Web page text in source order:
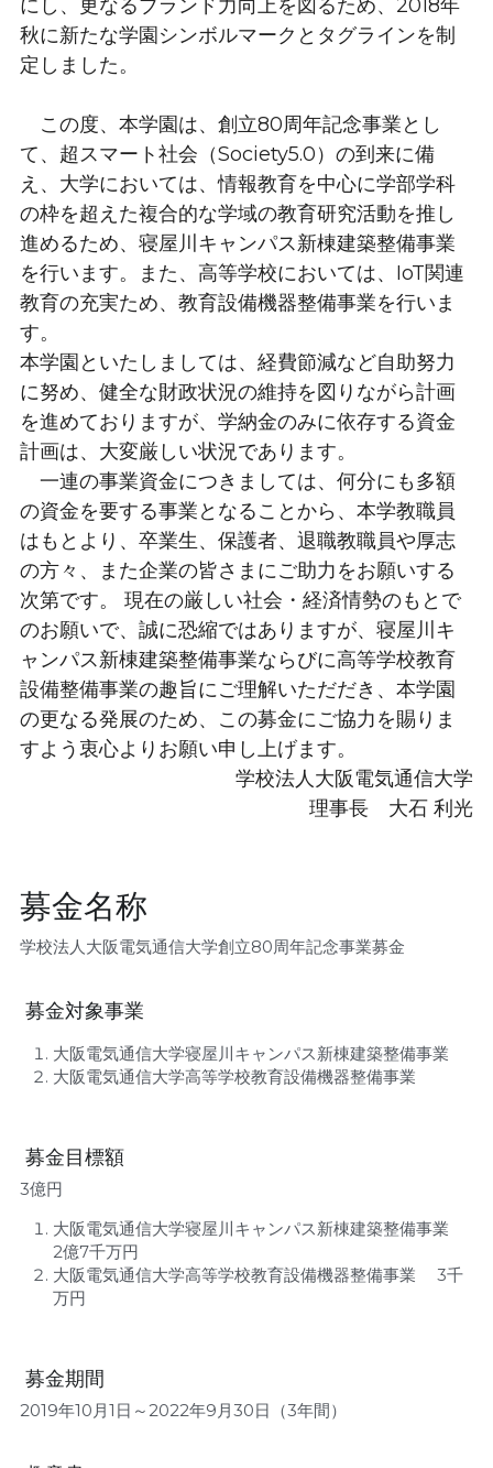
にし、更なるブランド力向上を図るため、2018年
秋に新たな学園シンボルマークとタグラインを制
定しました。
この度、本学園は、創立80周年記念事業とし
て、超スマート社会（Society5.0）の到来に備
え、大学においては、情報教育を中心に学部学科
の枠を超えた複合的な学域の教育研究活動を推し
進めるため、寝屋川キャンパス新棟建築整備事業
を行います。また、高等学校においては、IoT関連
教育の充実ため、教育設備機器整備事業を行いま
す。
本学園といたしましては、経費節減など自助努力
に努め、健全な財政状況の維持を図りながら計画
を進めておりますが、学納金のみに依存する資金
計画は、大変厳しい状況であります。
一連の事業資金につきましては、何分にも多額
の資金を要する事業となることから、本学教職員
はもとより、卒業生、保護者、退職教職員や厚志
の方々、また企業の皆さまにご助力をお願いする
次第です。 現在の厳しい社会・経済情勢のもとで
のお願いで、誠に恐縮ではありますが、寝屋川キ
ャンパス新棟建築整備事業ならびに高等学校教育
設備整備事業の趣旨にご理解いただだき、本学園
の更なる発展のため、この募金にご協力を賜りま
すよう衷心よりお願い申し上げます。
学校法人大阪電気通信大学
理事長　大石 利光
募金名称
学校法人大阪電気通信大学創立80周年記念事業募金
募金対象事業
大阪電気通信大学寝屋川キャンパス新棟建築整備事業
大阪電気通信大学高等学校教育設備機器整備事業
募金目標額
3億円
大阪電気通信大学寝屋川キャンパス新棟建築整備事業
2億7千万円
大阪電気通信大学高等学校教育設備機器整備事業　 3千
万円
募金期間
2019年10月1日～2022年9月30日（3年間）